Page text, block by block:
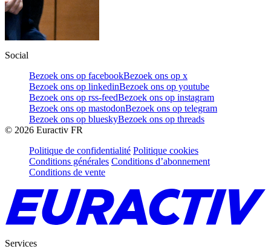
Social
Bezoek ons op facebookBezoek ons op x
Bezoek ons op linkedinBezoek ons op youtube
Bezoek ons op rss-feedBezoek ons op instagram
Bezoek ons op mastodonBezoek ons op telegram
Bezoek ons op blueskyBezoek ons op threads
© 2026 Euractiv FR
Politique de confidentialité Politique cookies
Conditions générales Conditions d’abonnement
Conditions de vente
Services